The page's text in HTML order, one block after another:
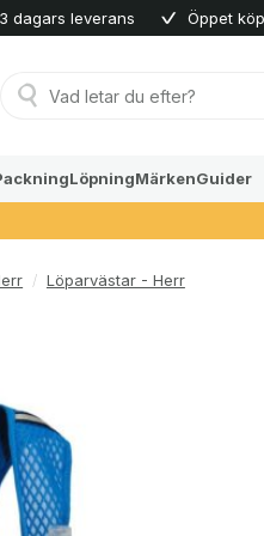
dagars leverans Öppet
Produktsökning
LöpningMärkenGuider
/ Löparvästar - Herr